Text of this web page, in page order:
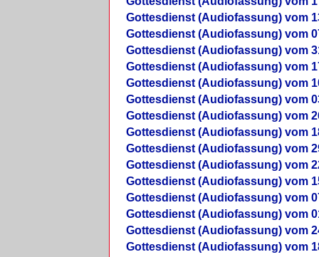
Gottesdienst (Audiofassung) vom
Gottesdienst (Audiofassung) vom
Gottesdienst (Audiofassung) vom
Gottesdienst (Audiofassung) vom
Gottesdienst (Audiofassung) vom
Gottesdienst (Audiofassung) vom
Gottesdienst (Audiofassung) vom
Gottesdienst (Audiofassung) vom
Gottesdienst (Audiofassung) vom
Gottesdienst (Audiofassung) vom
Gottesdienst (Audiofassung) vom
Gottesdienst (Audiofassung) vom
Gottesdienst (Audiofassung) vom
Gottesdienst (Audiofassung) vom
Gottesdienst (Audiofassung) vom